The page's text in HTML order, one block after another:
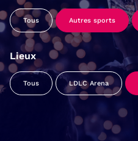
Tous Autres sports
Lieux
Tous LDLC Arena